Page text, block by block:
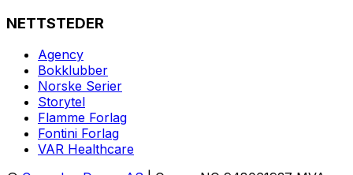
NETTSTEDER
Agency
Bokklubber
Norske Serier
Storytel
Flamme Forlag
Fontini Forlag
VAR Healthcare